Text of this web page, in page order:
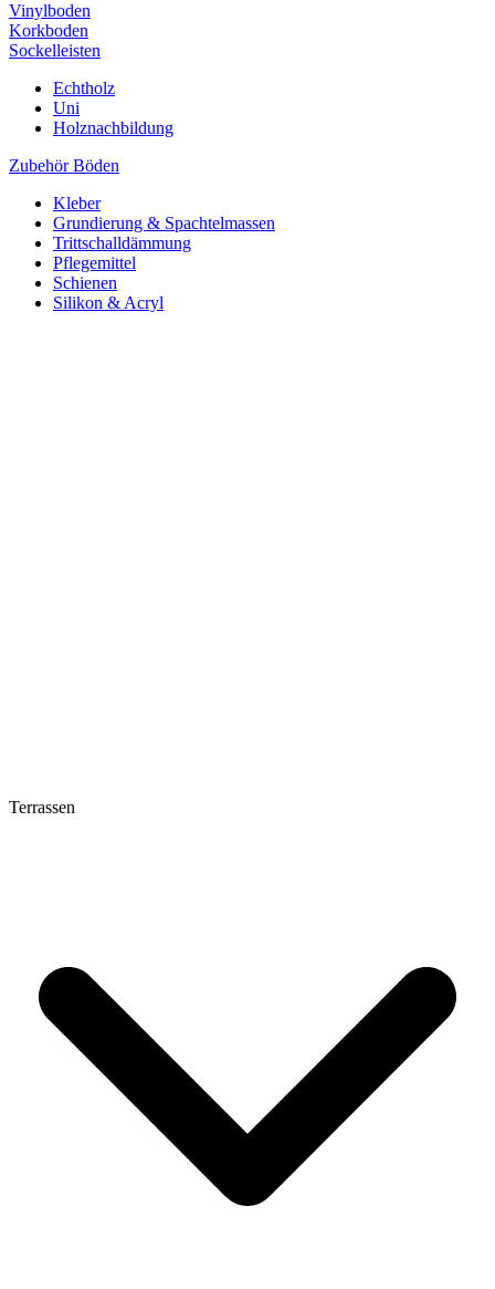
Vinylboden
Korkboden
Sockelleisten
Echtholz
Uni
Holznachbildung
Zubehör Böden
Kleber
Grundierung & Spachtelmassen
Trittschalldämmung
Pflegemittel
Schienen
Silikon & Acryl
Terrassen